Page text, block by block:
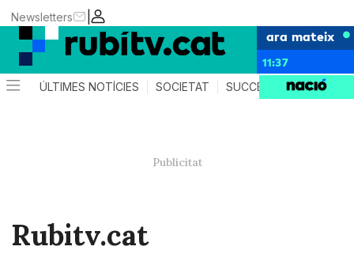
|
Newsletters
ara mateix
11:37
ÚLTIMES NOTÍCIES SOCIETAT SUCCESSOS
Rubitv.cat